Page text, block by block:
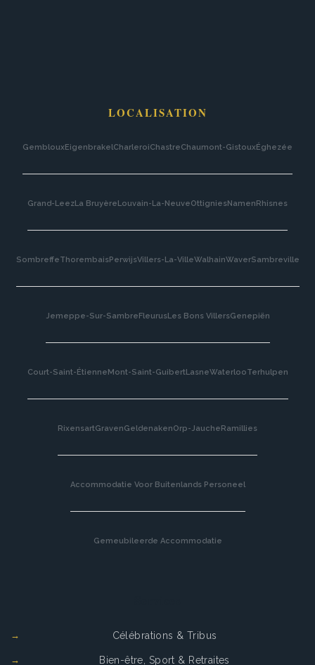
LOCALISATION
Gembloux EigenbrakelCharleroiChastreChaumont-Gistoux Éghezée
Grand-LeezLa Bruyère Louvain-La-NeuveOttigniesNamen Rhisnes
SombreffeThorembaisPerwijsVillers-La-VilleWalhainWaverSambreville
Jemeppe-Sur-Sambre FleurusLes Bons VillersGenepiën
Court-Saint-Étienne Mont-Saint-GuibertLasneWaterlooTerhulpen
RixensartGravenGeldenakenOrp-Jauche Ramillies
Accommodatie Voor Buitenlands Personeel
Gemeubileerde Accommodatie
Célébrations & Tribus
Bien-être, Sport & Retraites